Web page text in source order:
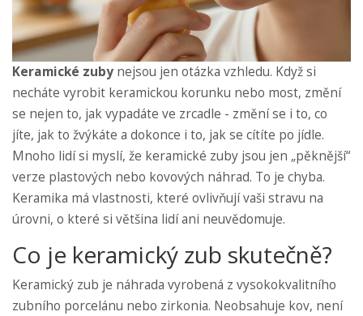
Keramické zuby nejsou jen otázka vzhledu. Když si
necháte vyrobit keramickou korunku nebo most, změní
se nejen to, jak vypadáte ve zrcadle - změní se i to, co
jíte, jak to žvýkáte a dokonce i to, jak se cítíte po jídle.
Mnoho lidí si myslí, že keramické zuby jsou jen „pěknější“
verze plastových nebo kovových náhrad. To je chyba.
Keramika má vlastnosti, které ovlivňují vaši stravu na
úrovni, o které si většina lidí ani neuvědomuje.
Co je keramický zub skutečně?
Keramický zub je náhrada vyrobená z vysokokvalitního
zubního porcelánu nebo zirkonia. Neobsahuje kov, není